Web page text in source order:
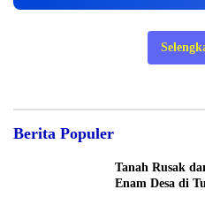
Berita Populer
Tanah Rusak
Enam Desa di